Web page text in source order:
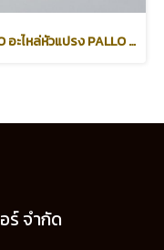
PALLO อะไหล่หัวแปรง PALLO COFFEE TOOL (บรรจุแพ๊ค 3)
อร์ จำกัด